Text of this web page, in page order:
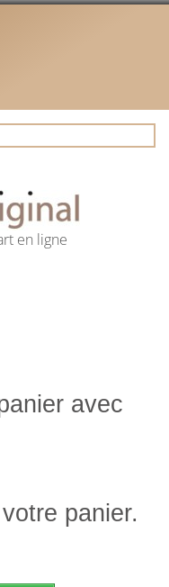
en ligne
avec
panier.